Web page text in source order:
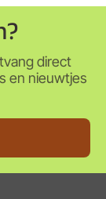
direct
en nieuwtjes